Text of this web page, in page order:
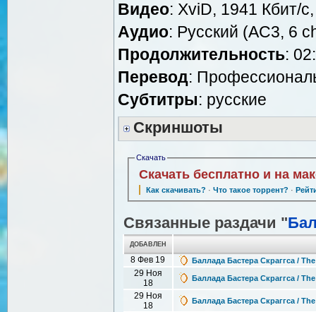
Видео: XviD, 1941 Кбит/
Аудио: Русский (AC3, 6
Продолжительность:
Перевод:
Cубтитры: русские
Скриншоты
Скачать
Скачать бесплатно и на
Как скачивать? · Что такое торрент? ·
Связанные раздачи "
ДОБАВЛЕН
8 Фев 19 Баллада Бастера Скраггса /
29 Ноя
18
Баллада Бастера Скраггса /
29 Ноя
18
Баллада Бастера Скраггса /